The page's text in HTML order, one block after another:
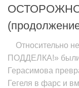
Относительно
ПОДДЕЛКА!» были
Герасимова
Гегеля в фарс и